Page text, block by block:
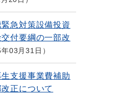
急対策設備投資
付要綱の一部改
03月31日
支援事業費補助
正について